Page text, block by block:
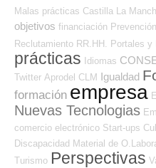
Malas prácticas Castilla La
objetivos financiación
Reclutamiento RR.HH. Portales y
prácticas Idiomas
Twitter Aprodel CLM Igualdad
formación empresa
Nuevas Tecnologias
comercio electrónico Start-ups
Discapacidad Material de
Turismo Perspectivas